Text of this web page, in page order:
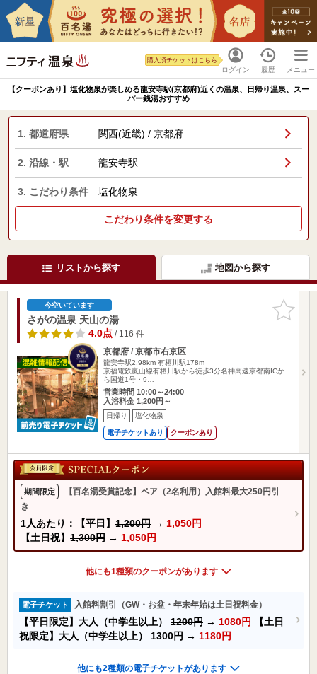
ログイン
購入済チケットはこちら
履歴 メニュー
【クーポンあり】塩化物泉が楽しめる龍安寺駅(京都府)近くの温泉、日帰り温泉、スー
パー銭湯おすすめ
1. 都道府県 関西(近畿) / 京都府
2. 沿線・駅 龍安寺駅
3. こだわり条件 塩化物泉
こだわり条件を変更する
リストから探す 地図から探す
お気に入
りに追加
今空いています
さがの温泉 天山の湯
4.0点/ 116 件
京都府 / 京都市右京区
龍安寺駅2.98km 有栖川駅178m
京福電鉄嵐山線有栖川駅から徒歩3分名神高速京都南ICか
ら国道1号・9…
営業時間 10:00～24:00
入浴料金 1,200円～
日帰り 塩化物泉
電子チケットあり クーポンあり
期間限定
【百名湯受賞記念】ペア（2名利用）入館料最大250円引
き
1人あたり：【平日】 1,200円 → 1,050円
【土日祝】 1,300円 → 1,050円
他にも1種類のクーポンがあります
電子チケット 入館料割引（GW・お盆・年末年始は土日祝料金）
【平日限定】大人（中学生以上） 1200円 → 1080円
【土日
祝限定】大人（中学生以上） 1300円 → 1180円
他にも2種類の電子チケットがあります